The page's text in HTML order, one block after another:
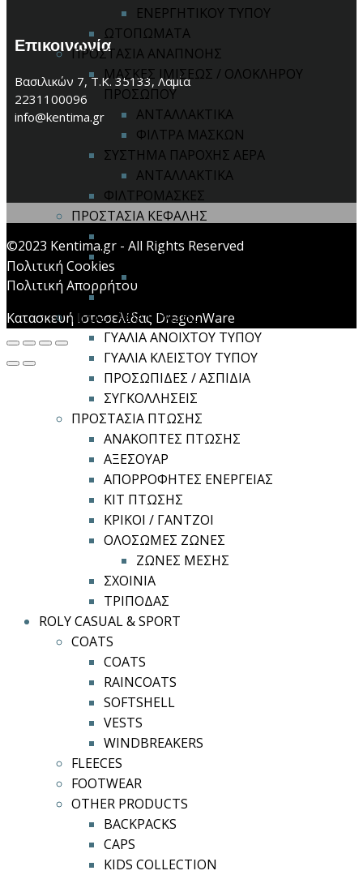
ΕΝΕΡΓΗΤΙΚΟΥ ΤΥΠΟΥ
ΩΤΟΠΩΜΑΤΑ
ΠΡΟΣΤΑΣΙΑ ΑΝΑΠΝΟΗΣ
ΜΑΣΚΕΣ ΙΜΙΣΕΩΣ / ΟΛΟΚΛΗΡΟΥ
ΠΡΟΣΩΠΟΥ
ΑΝΤΑΛΛΑΚΤΙΚΑ
ΦΙΛΤΡΑ ΜΑΣΚΩΝ
ΣΥΣΤΗΜΑ ΠΑΡΟΧΗΣ ΑΕΡΑ
ΑΝΤΑΛΛΑΚΤΙΚΑ
ΦΙΛΤΡΟΜΑΣΚΕΣ
ΠΡΟΣΤΑΣΙΑ ΚΕΦΑΛΗΣ
ΚΑΠΕΛΑ ΑΣΦΑΛΕΙΑΣ
ΚΡΑΝΗ ΑΣΦΑΛΕΙΑΣ
ΣΥΣΤΗΜΑ ΠΟΛΛΑΠΛΗΣ ΠΡΟΣΤΑΣΙΑΣ
ΠΡΟΣΤΑΣΙΑ ΟΡΑΣΗΣ
ΓΥΑΛΙΑ ΑΝΟΙΧΤΟΥ ΤΥΠΟΥ
ΓΥΑΛΙΑ ΚΛΕΙΣΤΟΥ ΤΥΠΟΥ
ΠΡΟΣΩΠΙΔΕΣ / ΑΣΠΙΔΙΑ
ΣΥΓΚΟΛΛΗΣΕΙΣ
ΠΡΟΣΤΑΣΙΑ ΠΤΩΣΗΣ
ΑΝΑΚΟΠΤΕΣ ΠΤΩΣΗΣ
ΑΞΕΣΟΥΑΡ
ΑΠΟΡΡΟΦΗΤΕΣ ΕΝΕΡΓΕΙΑΣ
ΚΙΤ ΠΤΩΣΗΣ
ΚΡΙΚΟΙ / ΓΑΝΤΖΟΙ
ΟΛΟΣΩΜΕΣ ΖΩΝΕΣ
ΖΩΝΕΣ ΜΕΣΗΣ
ΣΧΟΙΝΙΑ
ΤΡΙΠΟΔΑΣ
ROLY CASUAL & SPORT
COATS
COATS
RAINCOATS
SOFTSHELL
VESTS
WINDBREAKERS
FLEECES
FOOTWEAR
OTHER PRODUCTS
BACKPACKS
CAPS
KIDS COLLECTION
Επικοινωνία
Βασιλικών 7, Τ.Κ. 35133, Λαμία
2231100096
info@kentima.gr
©2023 Kentima.gr - All Rights Reserved
Πολιτική Cookies
Πολιτική Απορρήτου
Κατασκευή Ιστοσελίδας DragonWare